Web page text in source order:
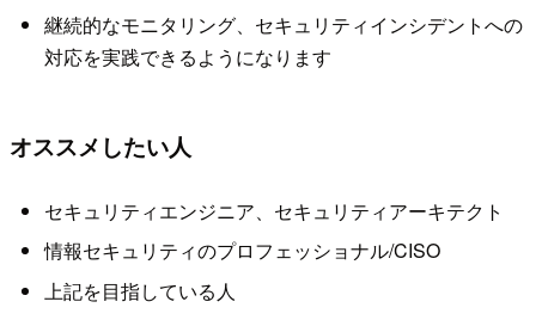
継続的なモニタリング、セキュリティインシデントへの
対応を実践できるようになります
オススメしたい人
セキュリティエンジニア、セキュリティアーキテクト
情報セキュリティのプロフェッショナル/CISO
上記を目指している人